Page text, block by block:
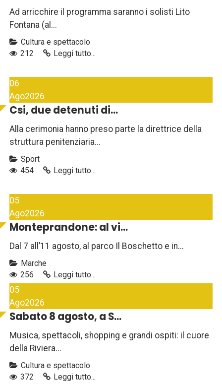
Ad arricchire il programma saranno i solisti Lito
Fontana (al...
Cultura e spettacolo
212
Leggi tutto...
06
Ago2026
Csi, due detenuti di...
Alla cerimonia hanno preso parte la direttrice della
struttura penitenziaria...
Sport
454
Leggi tutto...
05
Ago2026
Monteprandone: al vi...
Dal 7 all’11 agosto, al parco Il Boschetto e in...
Marche
256
Leggi tutto...
05
Ago2026
Sabato 8 agosto, a S...
Musica, spettacoli, shopping e grandi ospiti: il cuore
della Riviera...
Cultura e spettacolo
372
Leggi tutto...